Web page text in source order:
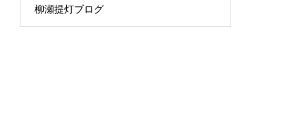
柳瀬提灯ブログ